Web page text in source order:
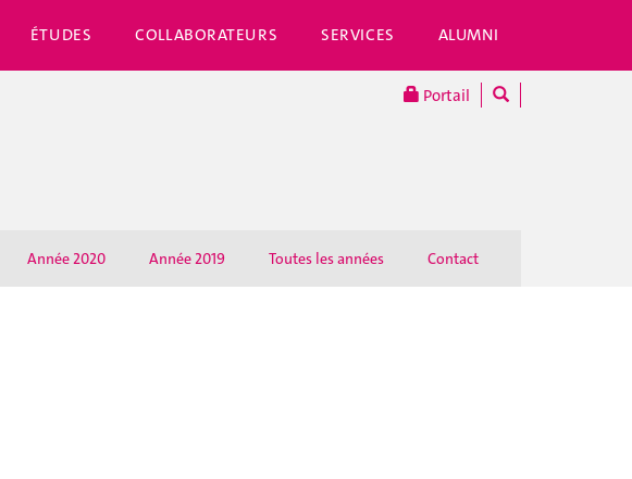
ÉTUDES COLLABORATEURS SERVICES ALUMNI
Portail
Année 2020 Année 2019 Toutes les années Contact